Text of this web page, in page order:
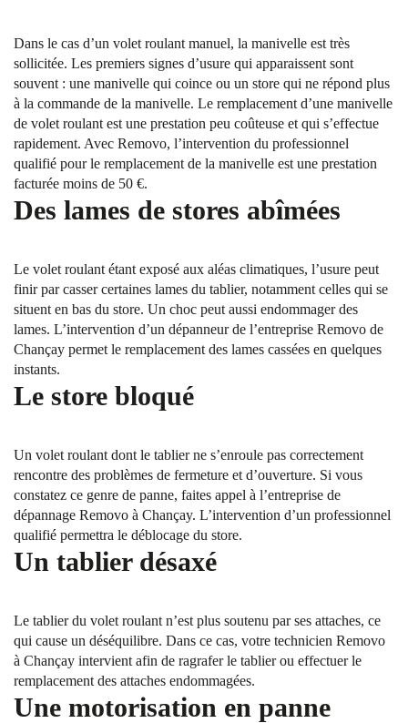
Dans le cas d’un volet roulant manuel, la manivelle est très
sollicitée. Les premiers signes d’usure qui apparaissent sont
souvent : une manivelle qui coince ou un store qui ne répond plus
à la commande de la manivelle. Le remplacement d’une manivelle
de volet roulant est une prestation peu coûteuse et qui s’effectue
rapidement. Avec Removo, l’intervention du professionnel
qualifié pour le remplacement de la manivelle est une prestation
facturée moins de 50 €.
Des lames de stores abîmées
Le volet roulant étant exposé aux aléas climatiques, l’usure peut
finir par casser certaines lames du tablier, notamment celles qui se
situent en bas du store. Un choc peut aussi endommager des
lames. L’intervention d’un dépanneur de l’entreprise Removo de
Chançay permet le remplacement des lames cassées en quelques
instants.
Le store bloqué
Un volet roulant dont le tablier ne s’enroule pas correctement
rencontre des problèmes de fermeture et d’ouverture. Si vous
constatez ce genre de panne, faites appel à l’entreprise de
dépannage Removo à Chançay. L’intervention d’un professionnel
qualifié permettra le déblocage du store.
Un tablier désaxé
Le tablier du volet roulant n’est plus soutenu par ses attaches, ce
qui cause un déséquilibre. Dans ce cas, votre technicien Removo
à Chançay intervient afin de ragrafer le tablier ou effectuer le
remplacement des attaches endommagées.
Une motorisation en panne